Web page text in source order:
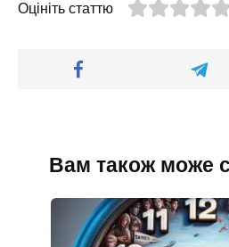
Оцініть статтю
Вам також може